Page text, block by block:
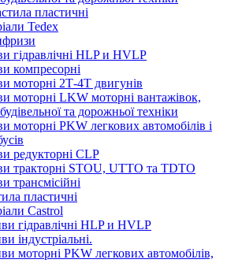
пластичні
Tedex
гідравлічні HLP и HVLP
компресорні
моторні 2Т-4Т двигунів
моторні LKW моторні вантажівок,
та дорожньої техніки
моторні PKW легкових автомобілів і
редукторні CLP
тракторні STOU, UTTO та TDTO
трансмісійні
пластичні
Castrol
гідравлічні HLP и HVLP
індустріальні.
моторні PKW легкових автомобілів,